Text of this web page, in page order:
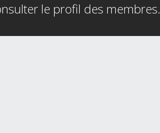
le profil des membres.